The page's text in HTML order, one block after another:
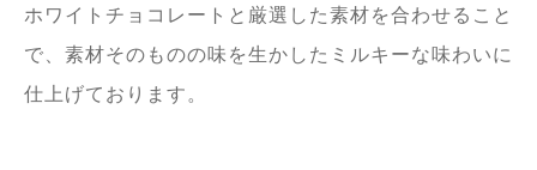
ホワイトチョコレートと厳選した素材を合わせること
で、素材そのものの味を生かしたミルキーな味わいに
仕上げております。